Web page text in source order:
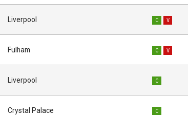
Liverpool C V
Fulham C V
Liverpool C
Crystal Palace C